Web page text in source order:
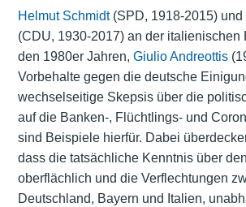
Helmut Schmidt(SPD, 1918-2015) und
(CDU, 1930-2017) an der italienischen
den 1980er Jahren, Giulio Andreottis
Vorbehalte gegen die deutsche
wechselseitige Skepsis über die
auf die Banken-, Flüchtlings- und
sind Beispiele hierfür. Dabei
dass die tatsächliche Kenntnis über
oberflächlich und die Verflechtungen
Deutschland, Bayern und Italien,